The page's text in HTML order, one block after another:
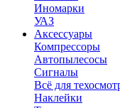
Иномарки
УАЗ
Аксесcуары
Компрессоры
Автопылесосы
Сигналы
Всё для
Наклейки